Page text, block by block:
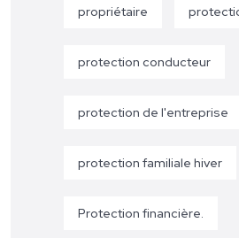
propriétaire
protection conducteur
protection de l'entreprise
protection familiale hiver
Protection financière.